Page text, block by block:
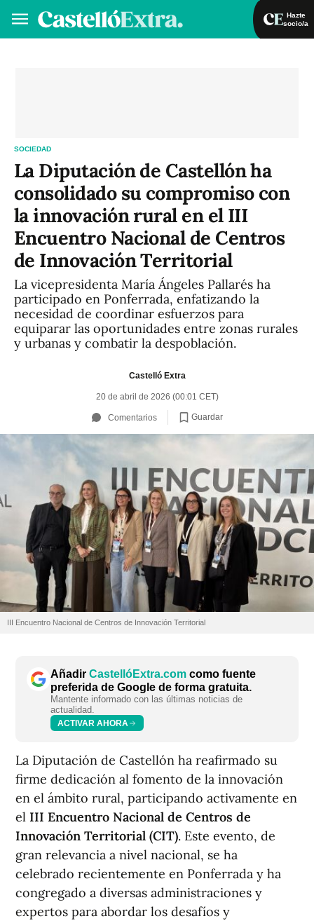
Hazte
socio/a
SOCIEDAD
La Diputación de Castellón ha
consolidado su compromiso con
la innovación rural en el III
Encuentro Nacional de Centros
de Innovación Territorial
La vicepresidenta María Ángeles Pallarés ha
participado en Ponferrada, enfatizando la
necesidad de coordinar esfuerzos para
equiparar las oportunidades entre zonas rurales
y urbanas y combatir la despoblación.
Castelló Extra
20 de abril de 2026 (00:01 CET)
Comentarios Guardar
III Encuentro Nacional de Centros de Innovación Territorial
Añadir CastellóExtra.com como fuente
preferida de Google de forma gratuita.
Mantente informado con las últimas noticias de
actualidad.
ACTIVAR AHORA
La Diputación de Castellón ha reafirmado su
firme dedicación al fomento de la innovación
en el ámbito rural, participando activamente en
el III Encuentro Nacional de Centros de
Innovación Territorial (CIT). Este evento, de
gran relevancia a nivel nacional, se ha
celebrado recientemente en Ponferrada y ha
congregado a diversas administraciones y
expertos para abordar los desafíos y